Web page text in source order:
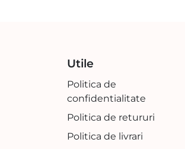
Utile
Politica de
confidentialitate
Politica de retururi
Politica de livrari